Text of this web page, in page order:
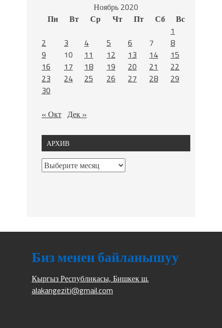
Ноябрь 2020
Пн
Вт Ср Чт Пт Сб
Вс
1
2
3 4 5 6 7
8
9
10 11 12 13 14
15
16
17 18 19 20 21
22
23
24 25 26 27 28
29
30
« Окт Дек »
АРХИВ
Биз менен байланышуу
Кыргыз Республикасы, Бишкек ш.
alakangeziti@gmail.com